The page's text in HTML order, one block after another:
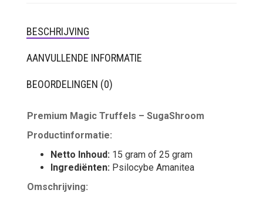
BESCHRIJVING
AANVULLENDE INFORMATIE
BEOORDELINGEN (0)
Premium Magic Truffels – SugaShroom
Productinformatie:
Netto Inhoud: 15 gram of 25 gram
Ingrediënten: Psilocybe Amanitea
Omschrijving: